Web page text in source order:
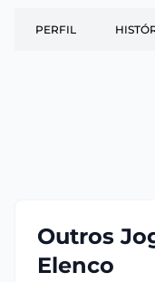
PERFIL
Outros
Elenco